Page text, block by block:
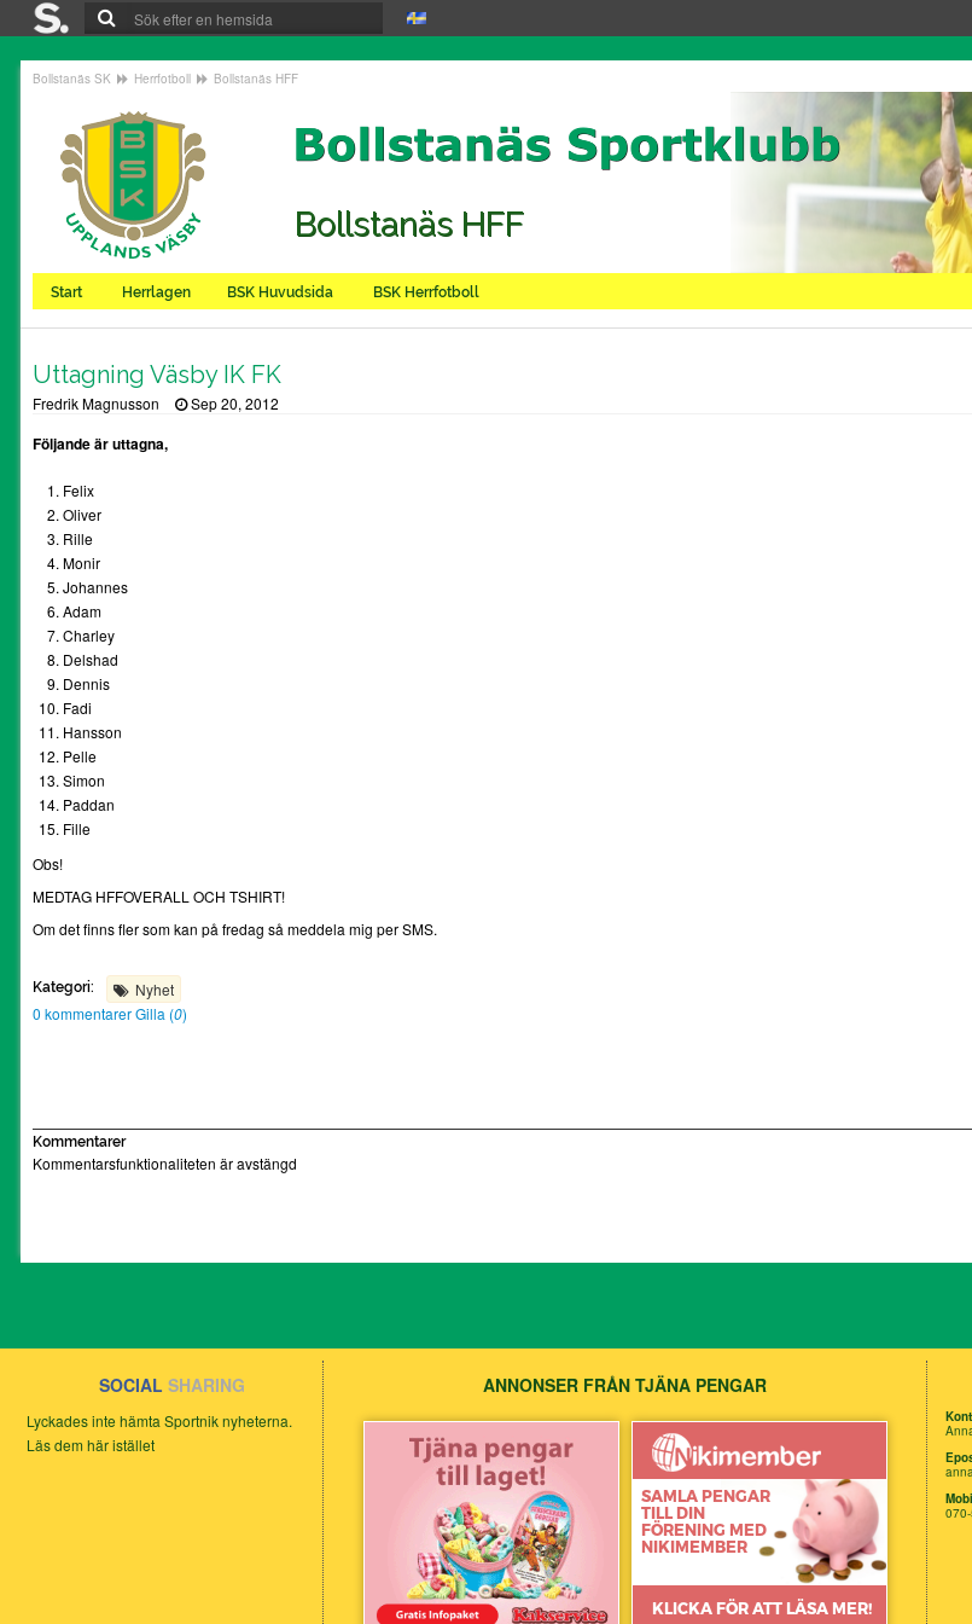
Bollstanäs SK Herrfotboll Bollstanäs HFF
Bollstanäs HFF
Start Herrlagen BSK Huvudsida BSK Herrfotboll
Uttagning Väsby IK FK
Fredrik Magnusson Sep 20, 2012
Följande är uttagna,
Felix
Oliver
Rille
Monir
Johannes
Adam
Charley
Delshad
Dennis
Fadi
Hansson
Pelle
Simon
Paddan
Fille
Obs!
MEDTAG HFFOVERALL OCH TSHIRT!
Om det finns fler som kan på fredag så meddela mig per SMS.
Kategori:
Nyhet
0 kommentarerGilla (0)
Kommentarer
Kommentarsfunktionaliteten är avstängd
SOCIAL SHARING
Lyckades inte hämta Sportnik nyheterna.
Läs dem här istället
ANNONSER FRÅN TJÄNA PENGAR